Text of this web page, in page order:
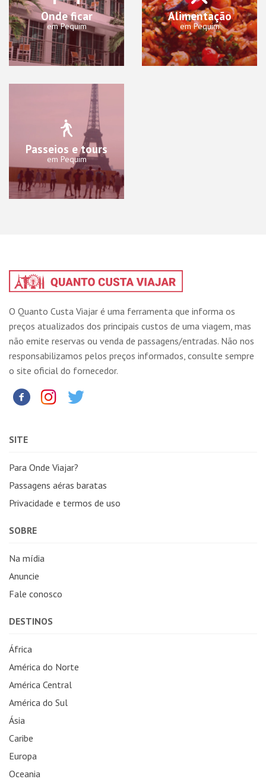
Onde ficar
em Pequim
Alimentação
em Pequim
Passeios e tours
em Pequim
O Quanto Custa Viajar é uma ferramenta que informa os
preços atualizados dos principais custos de uma viagem, mas
não emite reservas ou venda de passagens/entradas. Não nos
responsabilizamos pelos preços informados, consulte sempre
o site oficial do fornecedor.
SITE
Para Onde Viajar?
Passagens aéras baratas
Privacidade e termos de uso
SOBRE
Na mídia
Anuncie
Fale conosco
DESTINOS
África
América do Norte
América Central
América do Sul
Ásia
Caribe
Europa
Oceania